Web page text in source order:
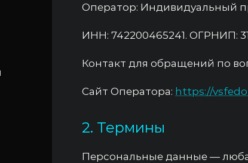
Оператор: Индивидуальный
ИНН: 742200465241. ОГРНИП:
Контакт для обращений по
Сайт Оператора: https://
2. Термины
Персональные данные —